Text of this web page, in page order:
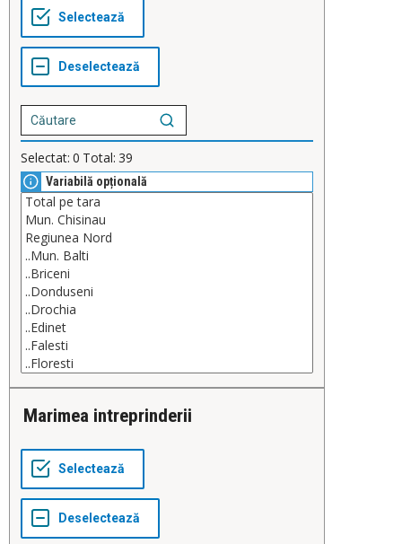
Selectat: 0 Total: 39
Variabilă opțională
Marimea intreprinderii